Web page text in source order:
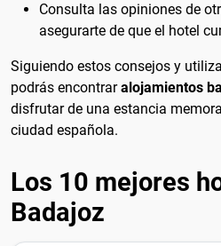
Consulta las opiniones de
asegurarte de que el hotel
Siguiendo estos consejos y
podrás encontraralojamientos
disfrutar de una estancia
ciudad española.
Los 10 mejores
Badajoz